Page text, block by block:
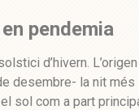
pendemia
d’hivern.
desembre- la nit
sol com a part